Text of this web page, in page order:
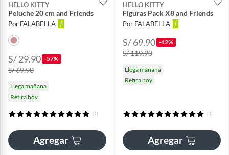
HELLO KITTY
Peluche 20 cm and Friends
Por FALABELLA
S/ 29.90 -57%
S/ 69.90
Llega mañana
Retira hoy
(1)
Agregar
HELLO KITTY
Figuras Pack X8 and Friends
Por FALABELLA
S/ 69.90 -42%
S/ 119.90
Llega mañana
Retira hoy
(1)
Agregar